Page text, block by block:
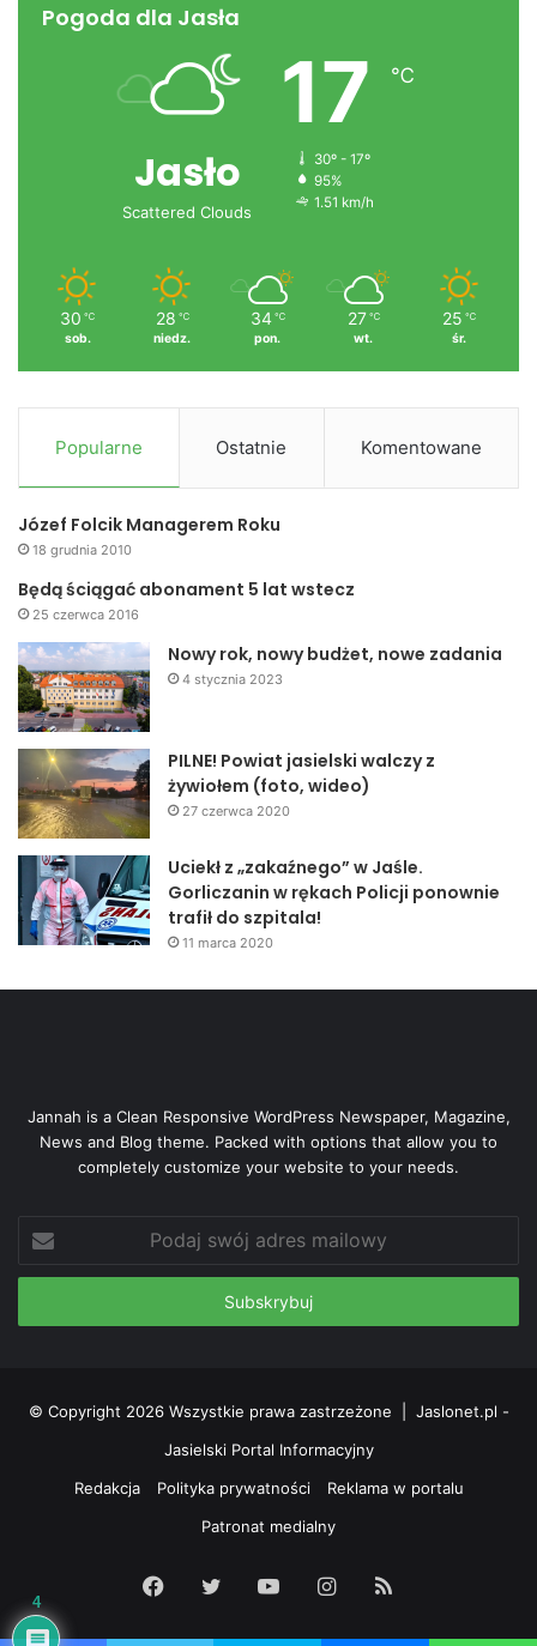
Pogoda dla Jasła
Jasło
Scattered Clouds
17 ℃
30º - 17º
95%
1.51 km/h
30 ℃
sob.
28 ℃
niedz.
34 ℃
pon.
27 ℃
wt.
25 ℃
śr.
Popularne Ostatnie Komentowane
Józef Folcik Managerem Roku
18 grudnia 2010
Będą ściągać abonament 5 lat wstecz
25 czerwca 2016
Nowy rok, nowy budżet, nowe zadania
4 stycznia 2023
PILNE! Powiat jasielski walczy z
żywiołem (foto, wideo)
27 czerwca 2020
Uciekł z „zakaźnego” w Jaśle.
Gorliczanin w rękach Policji ponownie
trafił do szpitala!
11 marca 2020
Jannah is a Clean Responsive WordPress Newspaper, Magazine,
News and Blog theme. Packed with options that allow you to
completely customize your website to your needs.
swój
adres
© Copyright 2026 Wszystkie prawa zastrzeżone | Jaslonet.pl -
Jasielski Portal Informacyjny
Redakcja
Polityka prywatności
Reklama w portalu
Patronat medialny
Facebook
Twitter YouTubeInstagram
4